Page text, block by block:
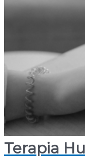
Terapia